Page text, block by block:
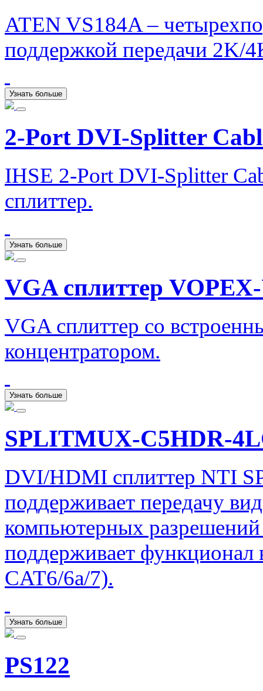
ATEN VS184A –
поддержкой передачи 2K/
Узнать больше
2-Port DVI-Splitter
IHSE 2-Port DVI-Splitter
сплиттер.
Узнать больше
VGA сплиттер
VGA сплиттер со
концентратором.
Узнать больше
SPLITMUX-C5HDR-
DVI/HDMI сплиттер NTI
поддерживает передачу
компьютерных
поддерживает функционал
CAT6/6a/7).
Узнать больше
PS122